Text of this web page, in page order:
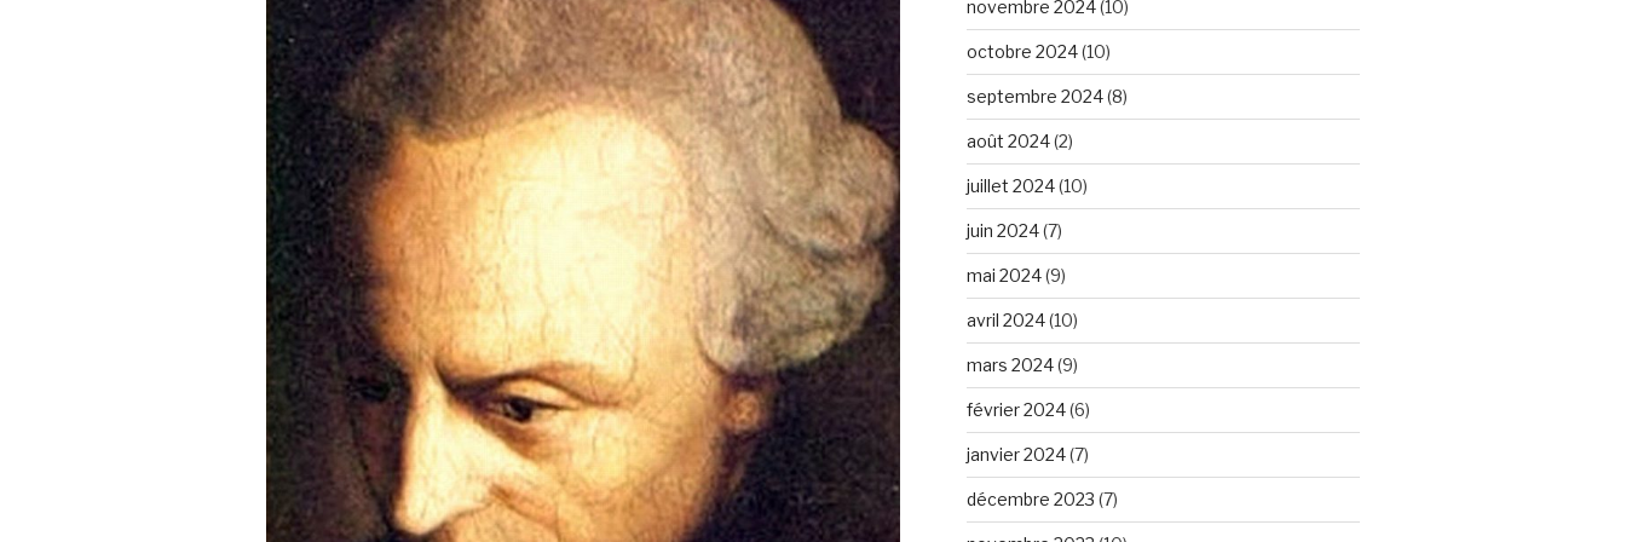
novembre 2024(10)
octobre 2024(10)
septembre 2024(8)
août 2024(2)
juillet 2024(10)
juin 2024(7)
mai 2024(9)
avril 2024(10)
mars 2024(9)
février 2024(6)
janvier 2024(7)
décembre 2023 (7)